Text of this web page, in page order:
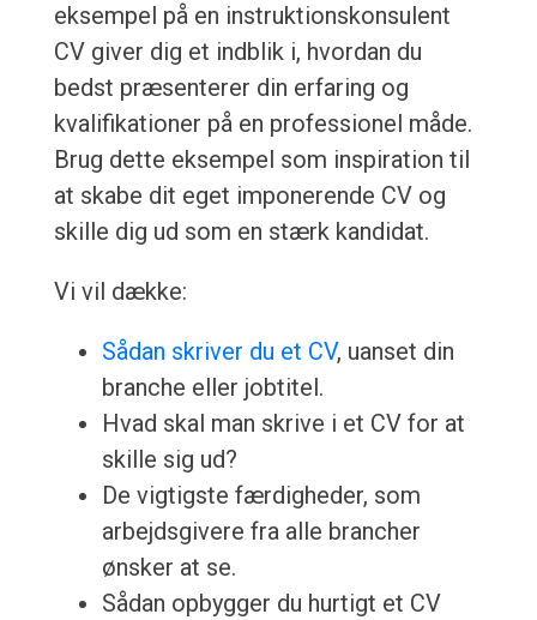
eksempel på en instruktionskonsulent
CV giver dig et indblik i, hvordan du
bedst præsenterer din erfaring og
kvalifikationer på en professionel måde.
Brug dette eksempel som inspiration til
at skabe dit eget imponerende CV og
skille dig ud som en stærk kandidat.
Vi vil dække:
Sådan skriver du et CV, uanset din
branche eller jobtitel.
Hvad skal man skrive i et CV for at
skille sig ud?
De vigtigste færdigheder, som
arbejdsgivere fra alle brancher
ønsker at se.
Sådan opbygger du hurtigt et CV